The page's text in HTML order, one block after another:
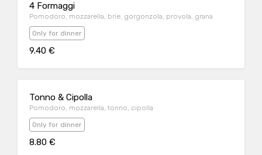
4 Formaggi
Pomodoro, mozzarella, brie, gorgonzola, provola, grana
Only for dinner
9.40 €
Tonno & Cipolla
Pomodoro, mozzarella, tonno, cipolla
Only for dinner
8.80 €